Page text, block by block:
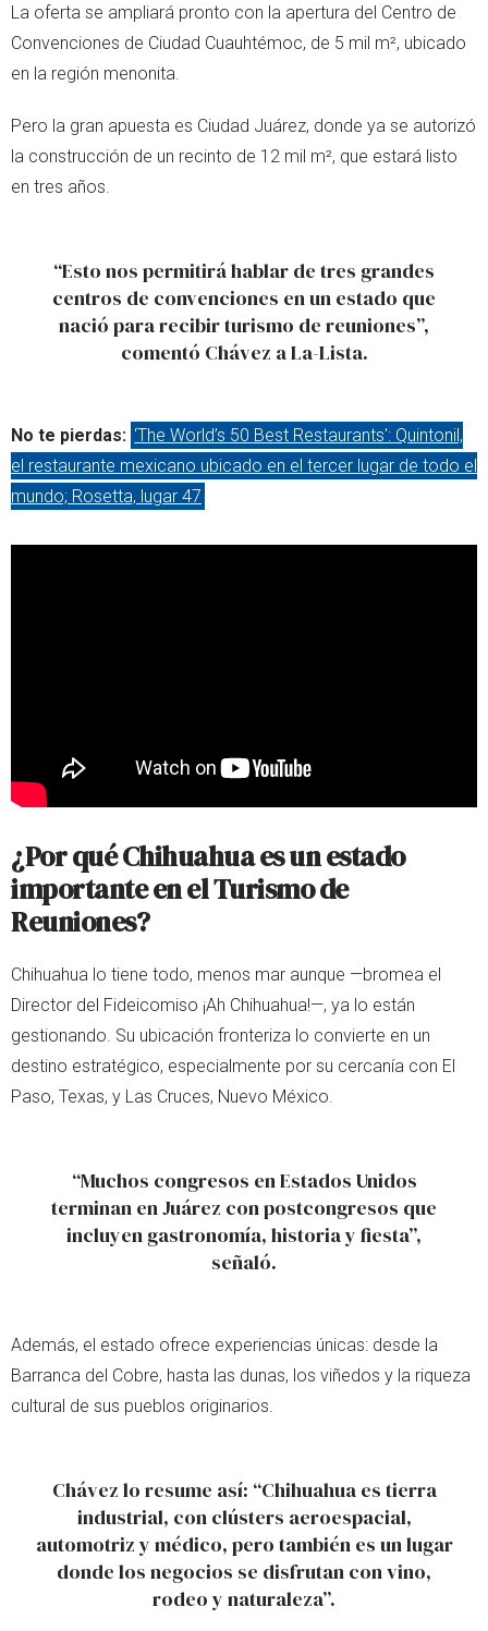
La oferta se ampliará pronto con la apertura del Centro de
Convenciones de Ciudad Cuauhtémoc, de 5 mil m², ubicado
en la región menonita.
Pero la gran apuesta es Ciudad Juárez, donde ya se autorizó
la construcción de un recinto de 12 mil m², que estará listo
en tres años.
“Esto nos permitirá hablar de tres grandes
centros de convenciones en un estado que
nació para recibir turismo de reuniones”,
comentó Chávez a La-Lista.
No te pierdas: ‘The World’s 50 Best Restaurants': Quintonil,
el restaurante mexicano ubicado en el tercer lugar de todo el
mundo; Rosetta, lugar 47
¿Por qué Chihuahua es un estado
importante en el Turismo de
Reuniones?
Chihuahua lo tiene todo, menos mar aunque —bromea el
Director del Fideicomiso ¡Ah Chihuahua!—, ya lo están
gestionando. Su ubicación fronteriza lo convierte en un
destino estratégico, especialmente por su cercanía con El
Paso, Texas, y Las Cruces, Nuevo México.
“Muchos congresos en Estados Unidos
terminan en Juárez con postcongresos que
incluyen gastronomía, historia y fiesta”,
señaló.
Además, el estado ofrece experiencias únicas: desde la
Barranca del Cobre, hasta las dunas, los viñedos y la riqueza
cultural de sus pueblos originarios.
Chávez lo resume así: “Chihuahua es tierra
industrial, con clústers aeroespacial,
automotriz y médico, pero también es un lugar
donde los negocios se disfrutan con vino,
rodeo y naturaleza”.